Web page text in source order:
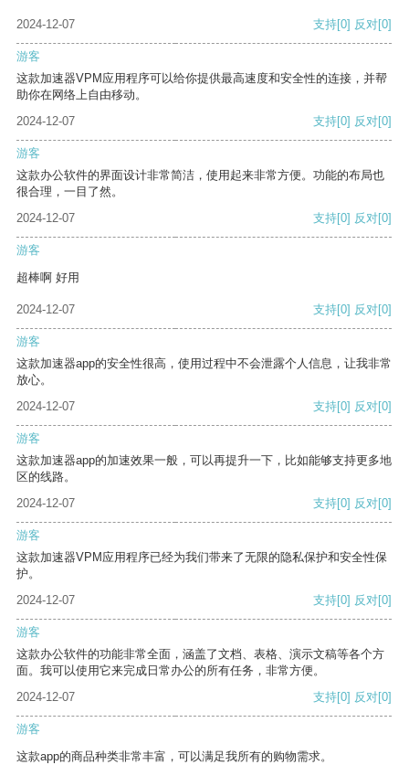
2024-12-07 支持[0] 反对[0]
游客
这款加速器VPM应用程序可以给你提供最高速度和安全性的连接，并帮
助你在网络上自由移动。
2024-12-07
支持[0] 反对[0]
游客
这款办公软件的界面设计非常简洁，使用起来非常方便。功能的布局也
很合理，一目了然。
2024-12-07
支持[0] 反对[0]
游客
超棒啊 好用
2024-12-07 支持[0] 反对[0]
游客
这款加速器app的安全性很高，使用过程中不会泄露个人信息，让我非常
放心。
2024-12-07
支持[0] 反对[0]
游客
这款加速器app的加速效果一般，可以再提升一下，比如能够支持更多地
区的线路。
2024-12-07
支持[0] 反对[0]
游客
这款加速器VPM应用程序已经为我们带来了无限的隐私保护和安全性保
护。
2024-12-07
支持[0] 反对[0]
游客
这款办公软件的功能非常全面，涵盖了文档、表格、演示文稿等各个方
面。我可以使用它来完成日常办公的所有任务，非常方便。
2024-12-07
支持[0] 反对[0]
游客
这款app的商品种类非常丰富，可以满足我所有的购物需求。